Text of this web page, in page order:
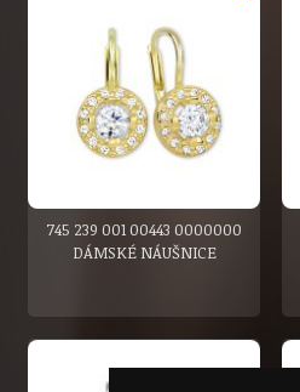
745 239 001 00443 0000000
DÁMSKÉ NÁUŠNICE